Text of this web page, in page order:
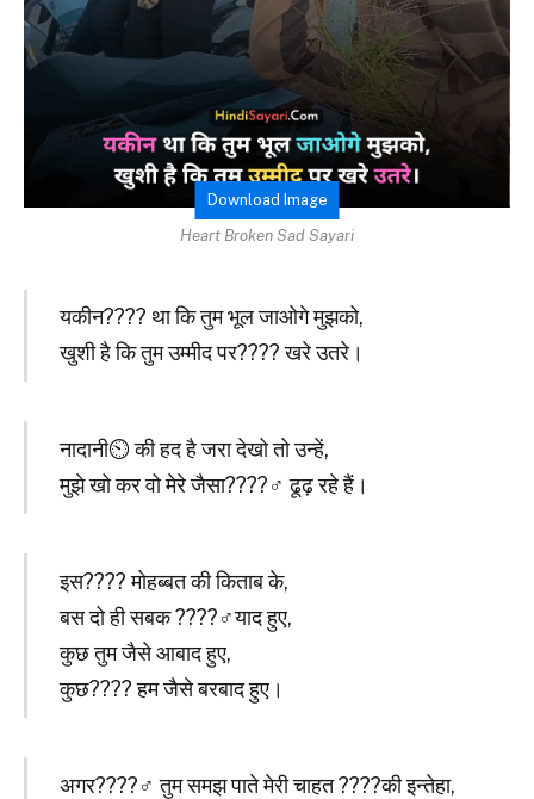
Download Image
Heart Broken Sad Sayari
यकीन???? था कि तुम भूल जाओगे मुझको,
खुशी है कि तुम उम्मीद पर???? खरे उतरे।
नादानी⏲ की हद है जरा देखो तो उन्हें,
मुझे खो कर वो मेरे जैसा????‍♂️ ढूढ़ रहे हैं।
इस???? मोहब्बत की किताब के,
बस दो ही सबक ????‍♂️याद हुए,
कुछ तुम जैसे आबाद हुए,
कुछ???? हम जैसे बरबाद हुए।
अगर????‍♂️ तुम समझ पाते मेरी चाहत ????की इन्तेहा,